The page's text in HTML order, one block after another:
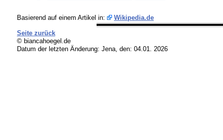
Basierend auf einem Artikel in: Wikipedia.de
Seite zurück
© biancahoegel.de
Datum der letzten Änderung: Jena, den: 04.01. 2026